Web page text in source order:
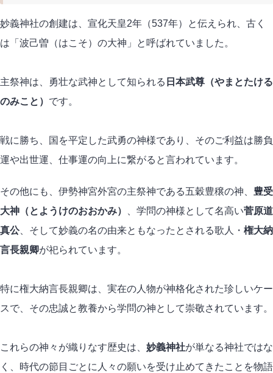
妙義神社の創建は、宣化天皇2年（537年）と伝えられ、古く
は「波己曽（はこそ）の大神」と呼ばれていました。
主祭神は、勇壮な武神として知られる 日本武尊（やまとたける
のみこと） です。
戦に勝ち、国を平定した武勇の神様であり、そのご利益は勝負
運や出世運、仕事運の向上に繋がると言われています。
その他にも、伊勢神宮外宮の主祭神である五穀豊穣の神、 豊受
大神（とようけのおおかみ）
、学問の神様として名高い菅原道
真公、そして妙義の名の由来ともなったとされる歌人・ 権大納
言長親卿が祀られています。
特に権大納言長親卿は、実在の人物が神格化された珍しいケー
スで、その忠誠と教養から学問の神として崇敬されています。
これらの神々が織りなす歴史は、 妙義神社が単なる神社ではな
く、時代の節目ごとに人々の願いを受け止めてきたことを物語